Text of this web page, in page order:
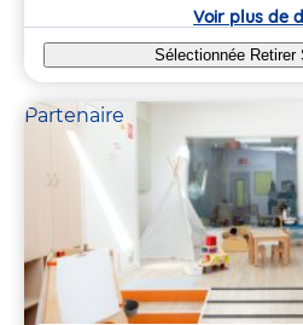
Voir plus de
Sélectionnée Retirer
Partenaire